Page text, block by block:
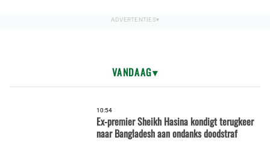
VANDAAG
10:54
Ex-premier Sheikh Hasina kondigt terugkeer
naar Bangladesh aan ondanks doodstraf